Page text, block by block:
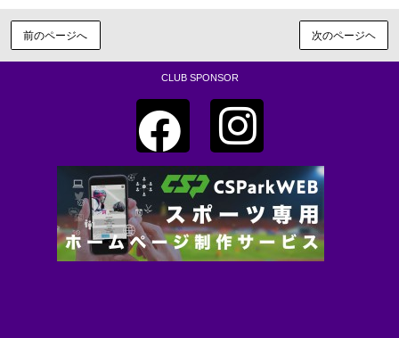
前のページへ 次のページヘ
CLUB SPONSOR